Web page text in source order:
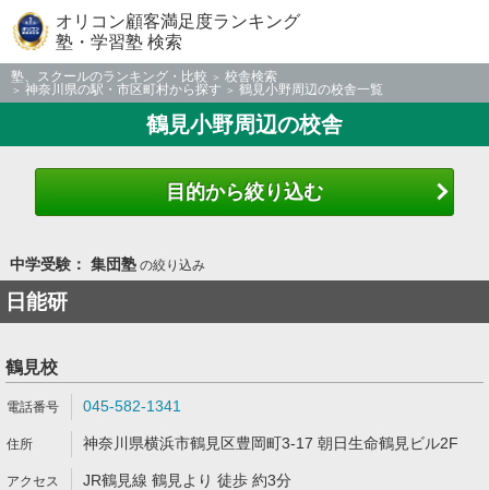
オリコン顧客満足度ランキング
塾・学習塾 検索
塾、スクールのランキング・比較
校舎検索
神奈川県の駅・市区町村から探す
鶴見小野周辺の校舎一覧
鶴見小野周辺の校舎
目的から絞り込む
中学受験： 集団塾の絞り込み
日能研
鶴見校
045-582-1341
神奈川県横浜市鶴見区豊岡町3-17 朝日生命鶴見ビル2F
JR鶴見線 鶴見より 徒歩 約3分